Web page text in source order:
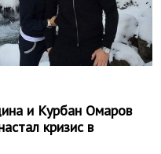
и Курбан Омаров
кризис в